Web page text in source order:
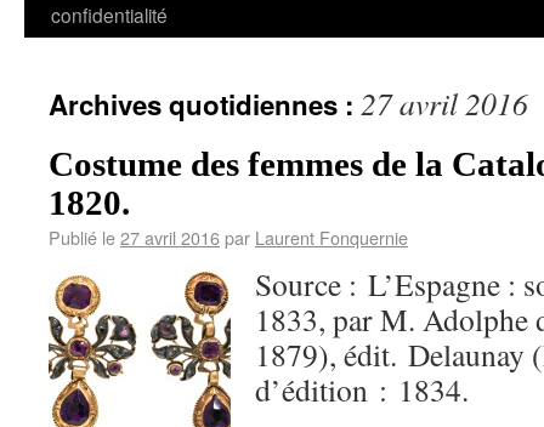
confidentialité
Archives quotidiennes : 27 avril 2016
Costume des femmes de la
1820.
Publié le27 avril 2016par Laurent Fonquernie
Source : L’Espagne :
1833, par M.
1879), édit. Delaunay
d’édition : 1834.